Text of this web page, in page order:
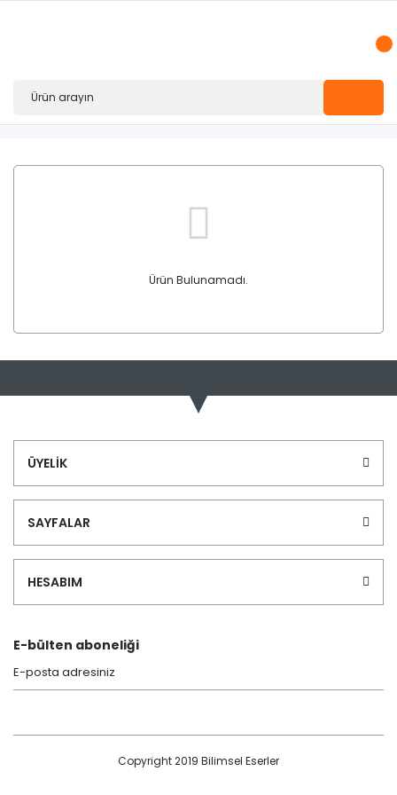
Ürün Bulunamadı.
ÜYELİK
SAYFALAR
HESABIM
E-bülten aboneliği
Copyright 2019 Bilimsel Eserler